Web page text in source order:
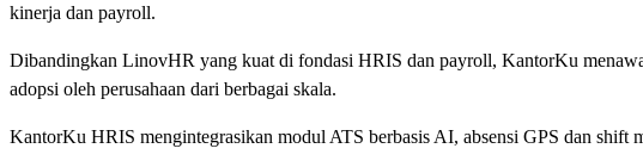
kinerja dan payroll.
Dibandingkan LinovHR yang kuat di fondasi HRIS dan payroll, KantorKu
adopsi oleh perusahaan dari berbagai skala.
KantorKu HRIS mengintegrasikan modul ATS berbasis AI, absensi GPS dan shift